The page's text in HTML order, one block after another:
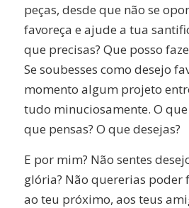
peças, desde que não se
favoreça e ajude a tua
que precisas? Que posso
Se soubesses como desejo
momento algum projeto
tudo minuciosamente. O
que pensas? O que desejas?
E por mim? Não sentes
glória? Não quererias poder
ao teu próximo, aos teus